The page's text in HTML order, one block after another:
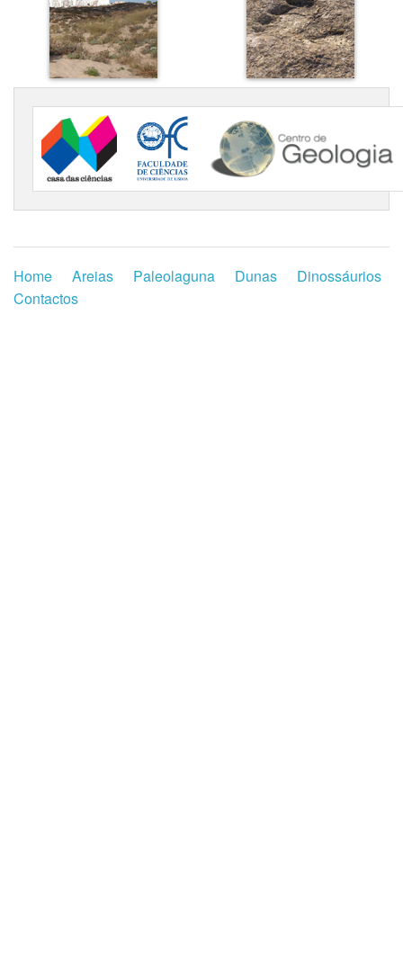
Home Areias Paleolaguna Dunas
Dinossáurios
Contactos